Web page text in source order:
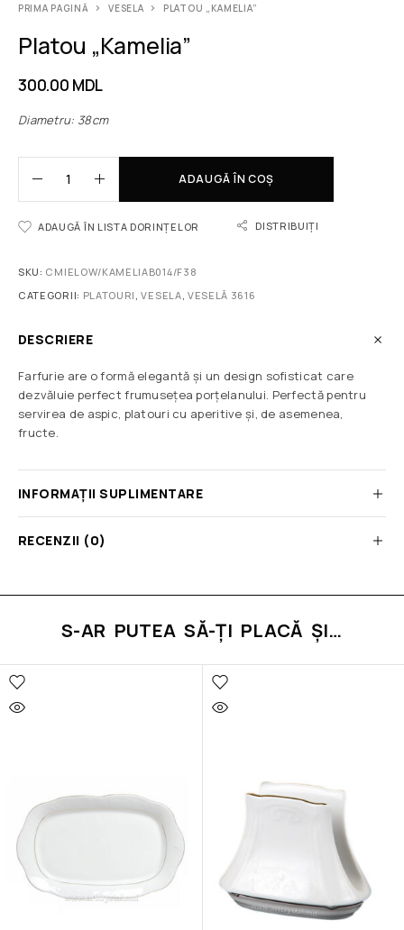
PRIMA PAGINĂ VESELA PLATOU „KAMELIA”
Platou „Kamelia”
300.00 MDL
Diametru: 38cm
ADAUGĂ ÎN COȘ
ADAUGĂ ÎN LISTA DORINȚELOR DISTRIBUIȚI
SKU: CMIELOW/KAMELIAB014/F38
CATEGORII: PLATOURI ,VESELA VESELĂ 3616
DESCRIERE
Farfurie are o formă elegantă și un design sofisticat care
dezvăluie perfect frumusețea porțelanului. Perfectă pentru
servirea de aspic, platouri cu aperitive și, de asemenea,
fructe.
INFORMAȚII SUPLIMENTARE
RECENZII (0)
S-AR PUTEA SĂ-ȚI PLACĂ ȘI…